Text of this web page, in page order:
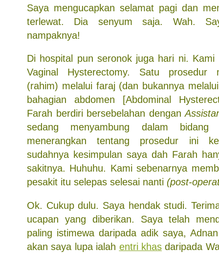
Saya mengucapkan selamat pagi dan
terlewat. Dia senyum saja. Wah.
nampaknya!
Di hospital pun seronok juga hari ni.
Vaginal Hysterectomy. Satu prosedur
(rahim) melalui faraj (dan bukannya
bahagian abdomen [Abdominal
Farah berdiri bersebelahan dengan
sedang menyambung dalam
menerangkan tentang prosedur ini
sudahnya kesimpulan saya dah Farah
sakitnya. Huhuhu. Kami sebenarnya
pesakit itu selepas selesai nanti (post-
Ok. Cukup dulu. Saya hendak studi.
ucapan yang diberikan. Saya telah
paling istimewa daripada adik saya,
akan saya lupa ialah entri khas daripada